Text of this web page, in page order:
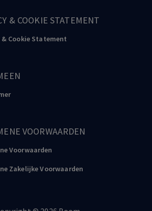
& COOKIE STATEMENT
& Cookie Statement
VOORWAARDEN
Voorwaarden
Zakelijke Voorwaarden